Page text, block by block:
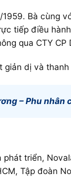
Bà cùng
tiếp điều
qua CTY
dị và
– Phu
triển,
Tập đoàn